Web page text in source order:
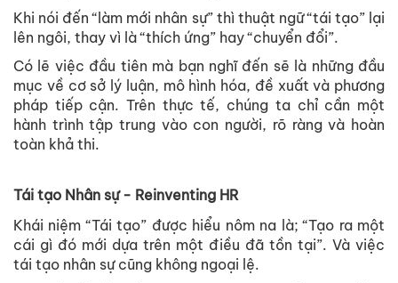
Khi nói đến “làm mới nhân sự” thì thuật ngữ “tái tạo” lại
lên ngôi, thay vì là “thích ứng” hay “chuyển đổi”.
Có lẽ việc đầu tiên mà bạn nghĩ đến sẽ là những đầu
mục về cơ sở lý luận, mô hình hóa, đề xuất và phương
pháp tiếp cận. Trên thực tế, chúng ta chỉ cần một
hành trình tập trung vào con người, rõ ràng và hoàn
toàn khả thi.
Tái tạo Nhân sự - Reinventing HR
Khái niệm “Tái tạo” được hiểu nôm na là; “Tạo ra một
cái gì đó mới dựa trên một điều đã tồn tại”. Và việc
tái tạo nhân sự cũng không ngoại lệ.